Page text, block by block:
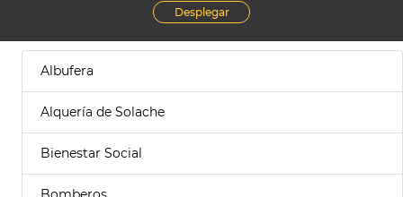
Desplegar
Albufera
Alquería de Solache
Bienestar Social